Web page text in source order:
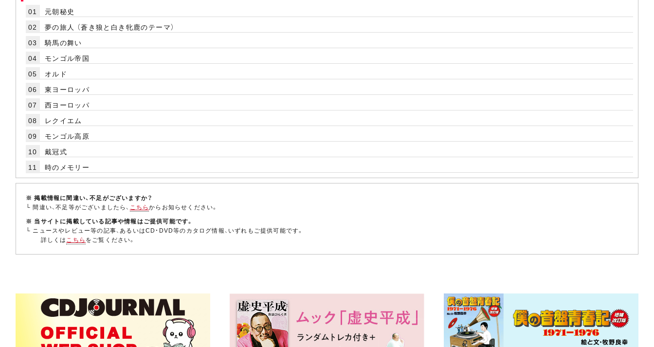
01
元朝秘史
02
夢の旅人 （蒼き狼と白き牝鹿のテーマ）
03
騎馬の舞い
04
モンゴル帝国
05
オルド
06
東ヨーロッパ
07
西ヨーロッパ
08
レクイエム
09
モンゴル高原
10
戴冠式
11
時のメモリー
※ 掲載情報に間違い、不足がございますか？
└ 間違い、不足等がございましたら、 こちらからお知らせください。
※ 当サイトに掲載している記事や情報はご提供可能です。
└ ニュースやレビュー等の記事、あるいはCD・DVD等のカタログ情報、いずれもご提供可能です。
詳しくはこちら をご覧ください。